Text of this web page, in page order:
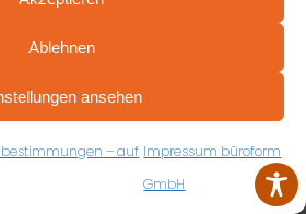
Ablehnen
ansehen
– auf Impressum büroform
GmbH
AUFNEHMEN
SIE JETZT IHRE
ERSTBERATUNG